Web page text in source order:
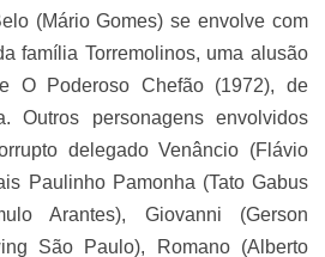
(Mário Gomes) se envolve com
família Torremolinos, uma alusão
O Poderoso Chefão (1972), de
Outros personagens envolvidos
delegado Venâncio (Flávio
Paulinho Pamonha (Tato Gabus
Arantes), Giovanni (Gerson
São Paulo), Romano (Alberto